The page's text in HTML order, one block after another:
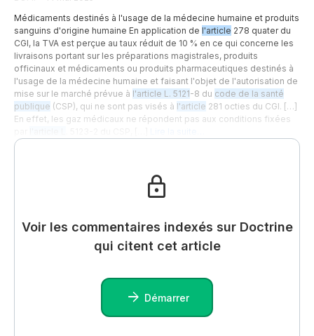
Médicaments destinés à l'usage de la médecine humaine et produits
sanguins d'origine humaine En application de l'article 278 quater du
CGI, la TVA est perçue au taux réduit de 10 % en ce qui concerne les
livraisons portant sur les préparations magistrales, produits
officinaux et médicaments ou produits pharmaceutiques destinés à
l'usage de la médecine humaine et faisant l'objet de l'autorisation de
mise sur le marché prévue à l'article L. 5121-8 du code de la santé
publique (CSP), qui ne sont pas visés à l'article 281 octies du CGI. […]
En effet, les gaz médicaux ne répondent pas aux conditions fixées
Voir les commentaires indexés sur Doctrine
qui citent cet article
Démarrer